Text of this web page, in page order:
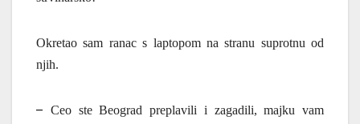
Okretao sam ranac s laptopom na stranu suprotnu od
njih.
– Ceo ste Beograd preplavili i zagadili, majku vam